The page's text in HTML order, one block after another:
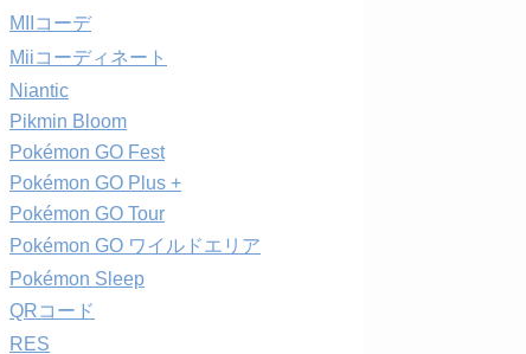
MIIコーデ
Miiコーディネート
Niantic
Pikmin Bloom
Pokémon GO Fest
Pokémon GO Plus +
Pokémon GO Tour
Pokémon GO ワイルドエリア
Pokémon Sleep
QRコード
RES